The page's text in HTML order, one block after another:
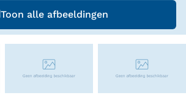
Toon alle afbeeldingen